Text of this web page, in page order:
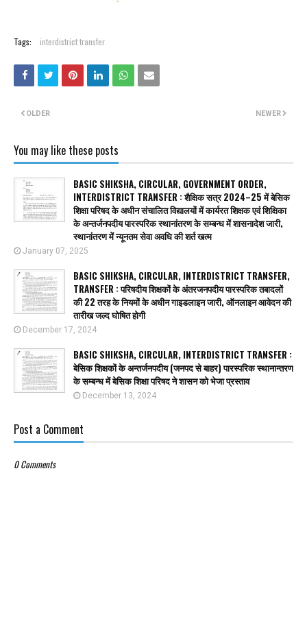
Tags: interdistrict transfer
NEWER
OLDER
You may like these posts
BASIC SHIKSHA, CIRCULAR, GOVERNMENT ORDER,
INTERDISTRICT TRANSFER : शैक्षिक सत्र 2024–25 में बेसिक
शिक्षा परिषद के अधीन संचालित विद्यालयों में कार्यरत शिक्षक एवं शिक्षिका
के अन्तर्जनपदीय पारस्परिक स्थानांतरण के सम्बन्ध में शासनादेश जारी,
स्थानांतरण में न्यूनतम सेवा अवधि की शर्त खत्म
January 07, 2025
BASIC SHIKSHA, CIRCULAR, INTERDISTRICT TRANSFER,
TRANSFER : परिषदीय शिक्षकों के अंतरजनपदीय पारस्परिक तबादलों
की 22 तरह के नियमों के अधीन गाइडलाइन जारी, ऑनलाइन आवेदन की
तारीख जल्द घोषित होगी
December 17, 2024
BASIC SHIKSHA, CIRCULAR, INTERDISTRICT TRANSFER :
बेसिक शिक्षकों के अन्तर्जनपदीय (जनपद से बाहर) पारस्परिक स्थानान्तरण
के सम्बन्ध में बेसिक शिक्षा परिषद ने शासन को भेजा प्रस्ताव
December 13, 2024
Post a Comment
0 Comments